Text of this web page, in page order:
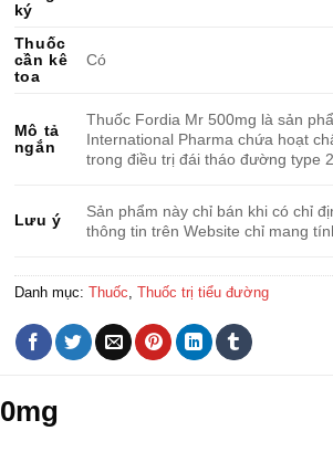
ký
Thuốc
cần kê
toa
Có
Mô tả
ngắn
Thuốc Fordia Mr 500mg là sản
International Pharma chứa hoạt
trong điều trị đái tháo đường type 2.
Lưu ý
Sản phẩm này chỉ bán khi có chỉ
thông tin trên Website chỉ mang
Danh mục: Thuốc, Thuốc trị tiểu đường